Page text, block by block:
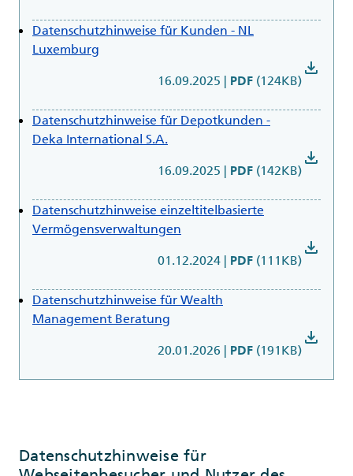
Datenschutzhinweise für Kunden - NL
Luxemburg
16.09.2025 | PDF (124KB)
download
Datenschutzhinweise für Depotkunden -
Deka International S.A.
16.09.2025 | PDF (142KB)
download
Datenschutzhinweise einzeltitelbasierte
Vermögensverwaltungen
01.12.2024 | PDF (111KB)
download
Datenschutzhinweise für Wealth
Management Beratung
20.01.2026 | PDF (191KB)
download
Datenschutzhinweise für